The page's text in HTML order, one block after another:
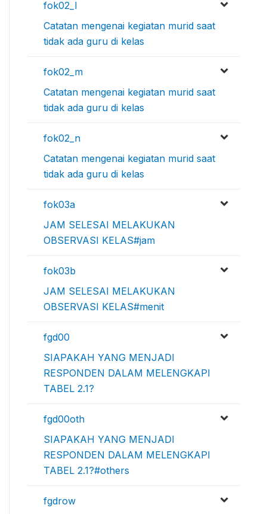
fok02_l
Catatan mengenai kegiatan murid saat
tidak ada guru di kelas
fok02_m
Catatan mengenai kegiatan murid saat
tidak ada guru di kelas
fok02_n
Catatan mengenai kegiatan murid saat
tidak ada guru di kelas
fok03a
JAM SELESAI MELAKUKAN
OBSERVASI KELAS#jam
fok03b
JAM SELESAI MELAKUKAN
OBSERVASI KELAS#menit
fgd00
SIAPAKAH YANG MENJADI
RESPONDEN DALAM MELENGKAPI
TABEL 2.1?
fgd00oth
SIAPAKAH YANG MENJADI
RESPONDEN DALAM MELENGKAPI
TABEL 2.1?#others
fgdrow